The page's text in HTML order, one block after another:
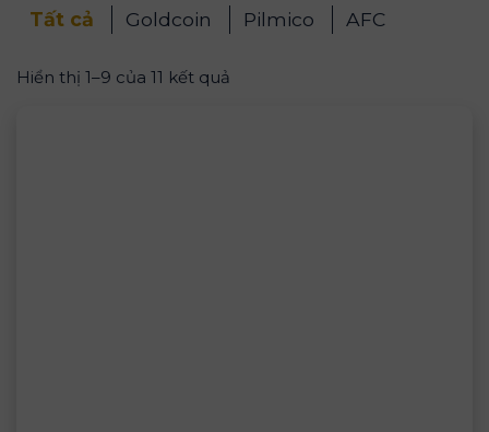
Tất cả
Goldcoin Pilmico AFC
Hiển thị 1–9 của 11 kết quả